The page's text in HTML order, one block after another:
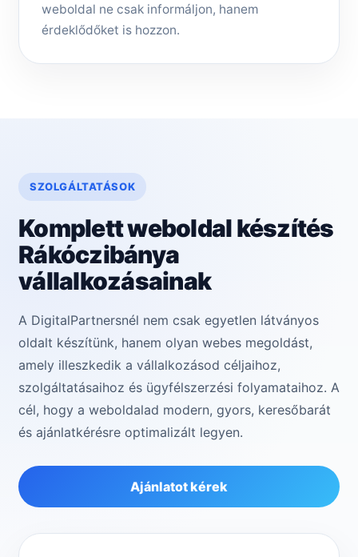
weboldal ne csak informáljon, hanem
érdeklődőket is hozzon.
SZOLGÁLTATÁSOK
Komplett weboldal készítés
Rákóczibánya
vállalkozásainak
A DigitalPartnersnél nem csak egyetlen látványos
oldalt készítünk, hanem olyan webes megoldást,
amely illeszkedik a vállalkozásod céljaihoz,
szolgáltatásaihoz és ügyfélszerzési folyamataihoz. A
cél, hogy a weboldalad modern, gyors, keresőbarát
és ajánlatkérésre optimalizált legyen.
Ajánlatot kérek